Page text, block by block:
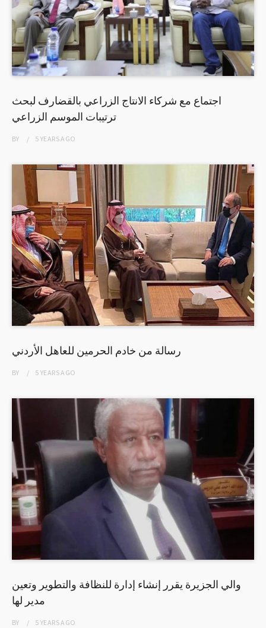
اجتماع مع شركاء الانتاج الزراعي بالقضارف لبحث
ترتيبات الموسم الزراعي
BY 5 YEARSAGO
رسالة من خادم الحرمين للعاهل الأردني
BY 5 YEARSAGO
والي الجزيرة يقرر إنشاء إدارة للنظافة والتطوير وتعين
مدير لها
BY 5 YEARSAGO